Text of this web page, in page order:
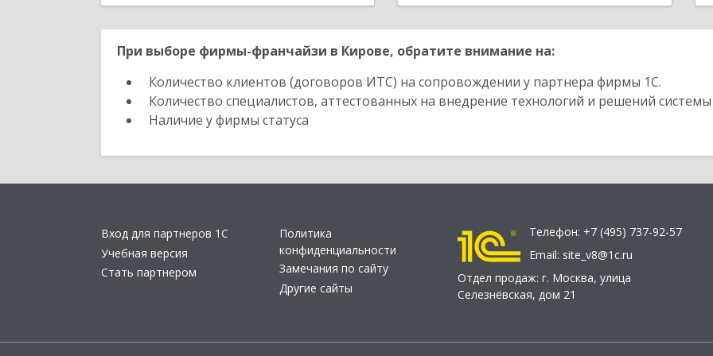
При выборе фирмы-франчайзи в Кирове, обратите внимание на:
Количество клиентов (договоров ИТС) на сопровождении у партнера фирмы 1С.
Количество специалистов, аттестованных на внедрение технологий и решений
Наличие у фирмы статуса
Вход для партнеров 1С
Учебная версия
Стать партнером
Политика
конфиденциальности
Замечания по сайту
Другие сайты
Телефон: +7 (495) 737-92-57
Email: site_v8@1c.ru
Отдел продаж: г. Москва, улица
Селезнёвская, дом 21